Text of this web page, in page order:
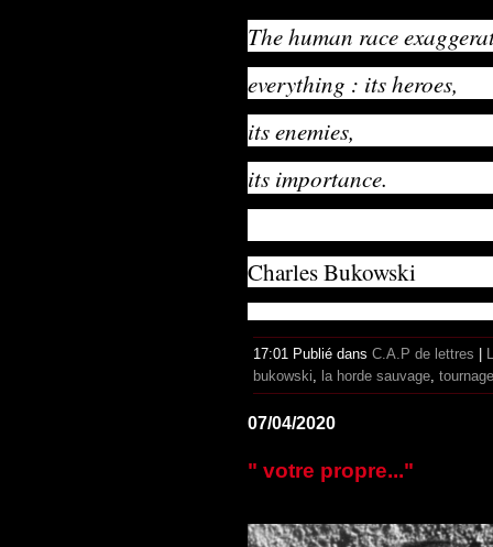
The human race
everything : its heroes,
its enemies,
its importance.
Charles Bukowski
17:01 Publié dans C.A.P de lettres
bukowski, la horde sauvage, tournage
07/04/2020
" votre propre..."